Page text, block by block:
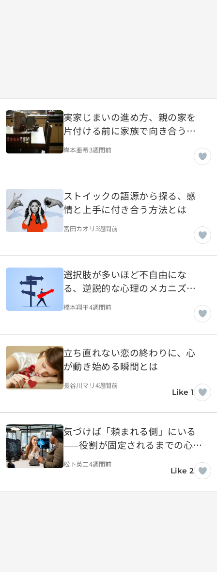
実家じまいの進め方、親の家を
片付ける前に家族で向き合うべ
き現実
岸本亜希3週間前
ストイックの語源から探る、感
情と上手に付き合う方法とは
宮田カオリ3週間前
選択肢が多いほど不自由にな
る、逆説的な心理のメカニズム
とは
橋本翔平4週間前
立ち直れない恋の終わりに、心
が動き始める瞬間とは
長谷川マリ4週間前
Like 1
気づけば「頼まれる側」にいる
——役割が固定されるまでの心理
的プロセス
松下英二4週間前
Like 2